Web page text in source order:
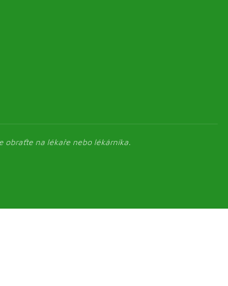
obraťte na lékaře nebo lékárníka.